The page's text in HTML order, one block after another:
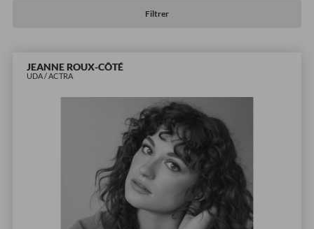
Filtrer
JEANNE ROUX-CÔTÉ
UDA / ACTRA